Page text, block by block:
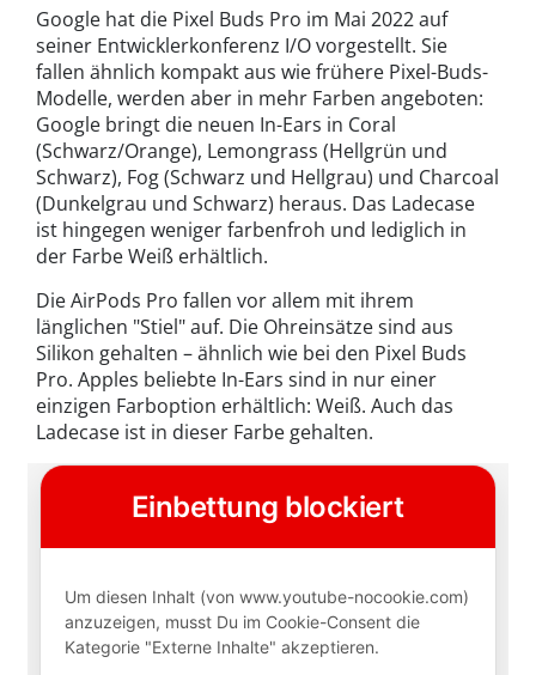
Google hat die Pixel Buds Pro im Mai 2022 auf
seiner Entwicklerkonferenz I/O vorgestellt. Sie
fallen ähnlich kompakt aus wie frühere Pixel-Buds-
Modelle, werden aber in mehr Farben angeboten:
Google bringt die neuen In-Ears in Coral
(Schwarz/Orange), Lemongrass (Hellgrün und
Schwarz), Fog (Schwarz und Hellgrau) und Charcoal
(Dunkelgrau und Schwarz) heraus. Das Ladecase
ist hingegen weniger farbenfroh und lediglich in
der Farbe Weiß erhältlich.
Die AirPods Pro fallen vor allem mit ihrem
länglichen "Stiel" auf. Die Ohreinsätze sind aus
Silikon gehalten – ähnlich wie bei den Pixel Buds
Pro. Apples beliebte In-Ears sind in nur einer
einzigen Farboption erhältlich: Weiß. Auch das
Ladecase ist in dieser Farbe gehalten.